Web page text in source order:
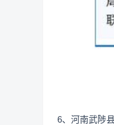
6、河南武陟